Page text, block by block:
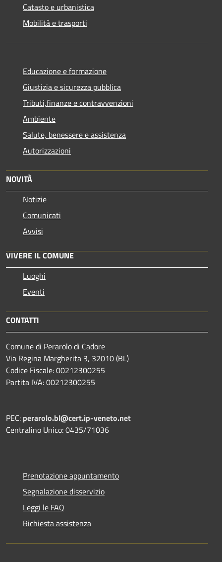
Catasto e urbanistica
Mobilità e trasporti
Educazione e formazione
Giustizia e sicurezza pubblica
Tributi,finanze e contravvenzioni
Ambiente
Salute, benessere e assistenza
Autorizzazioni
NOVITÀ
Notizie
Comunicati
Avvisi
VIVERE IL COMUNE
Luoghi
Eventi
CONTATTI
Comune di Perarolo di Cadore
Via Regina Margherita 3, 32010 (BL)
Codice Fiscale: 00212300255
Partita IVA: 00212300255
PEC: perarolo.bl@cert.ip-veneto.net
Centralino Unico: 0435/71036
Prenotazione appuntamento
Segnalazione disservizio
Leggi le FAQ
Richiesta assistenza